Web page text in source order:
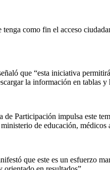
como fin el acceso
que “esta iniciativa
la información en tablas
Participación impulsa este
de educación, médicos
que este es un esfuerzo